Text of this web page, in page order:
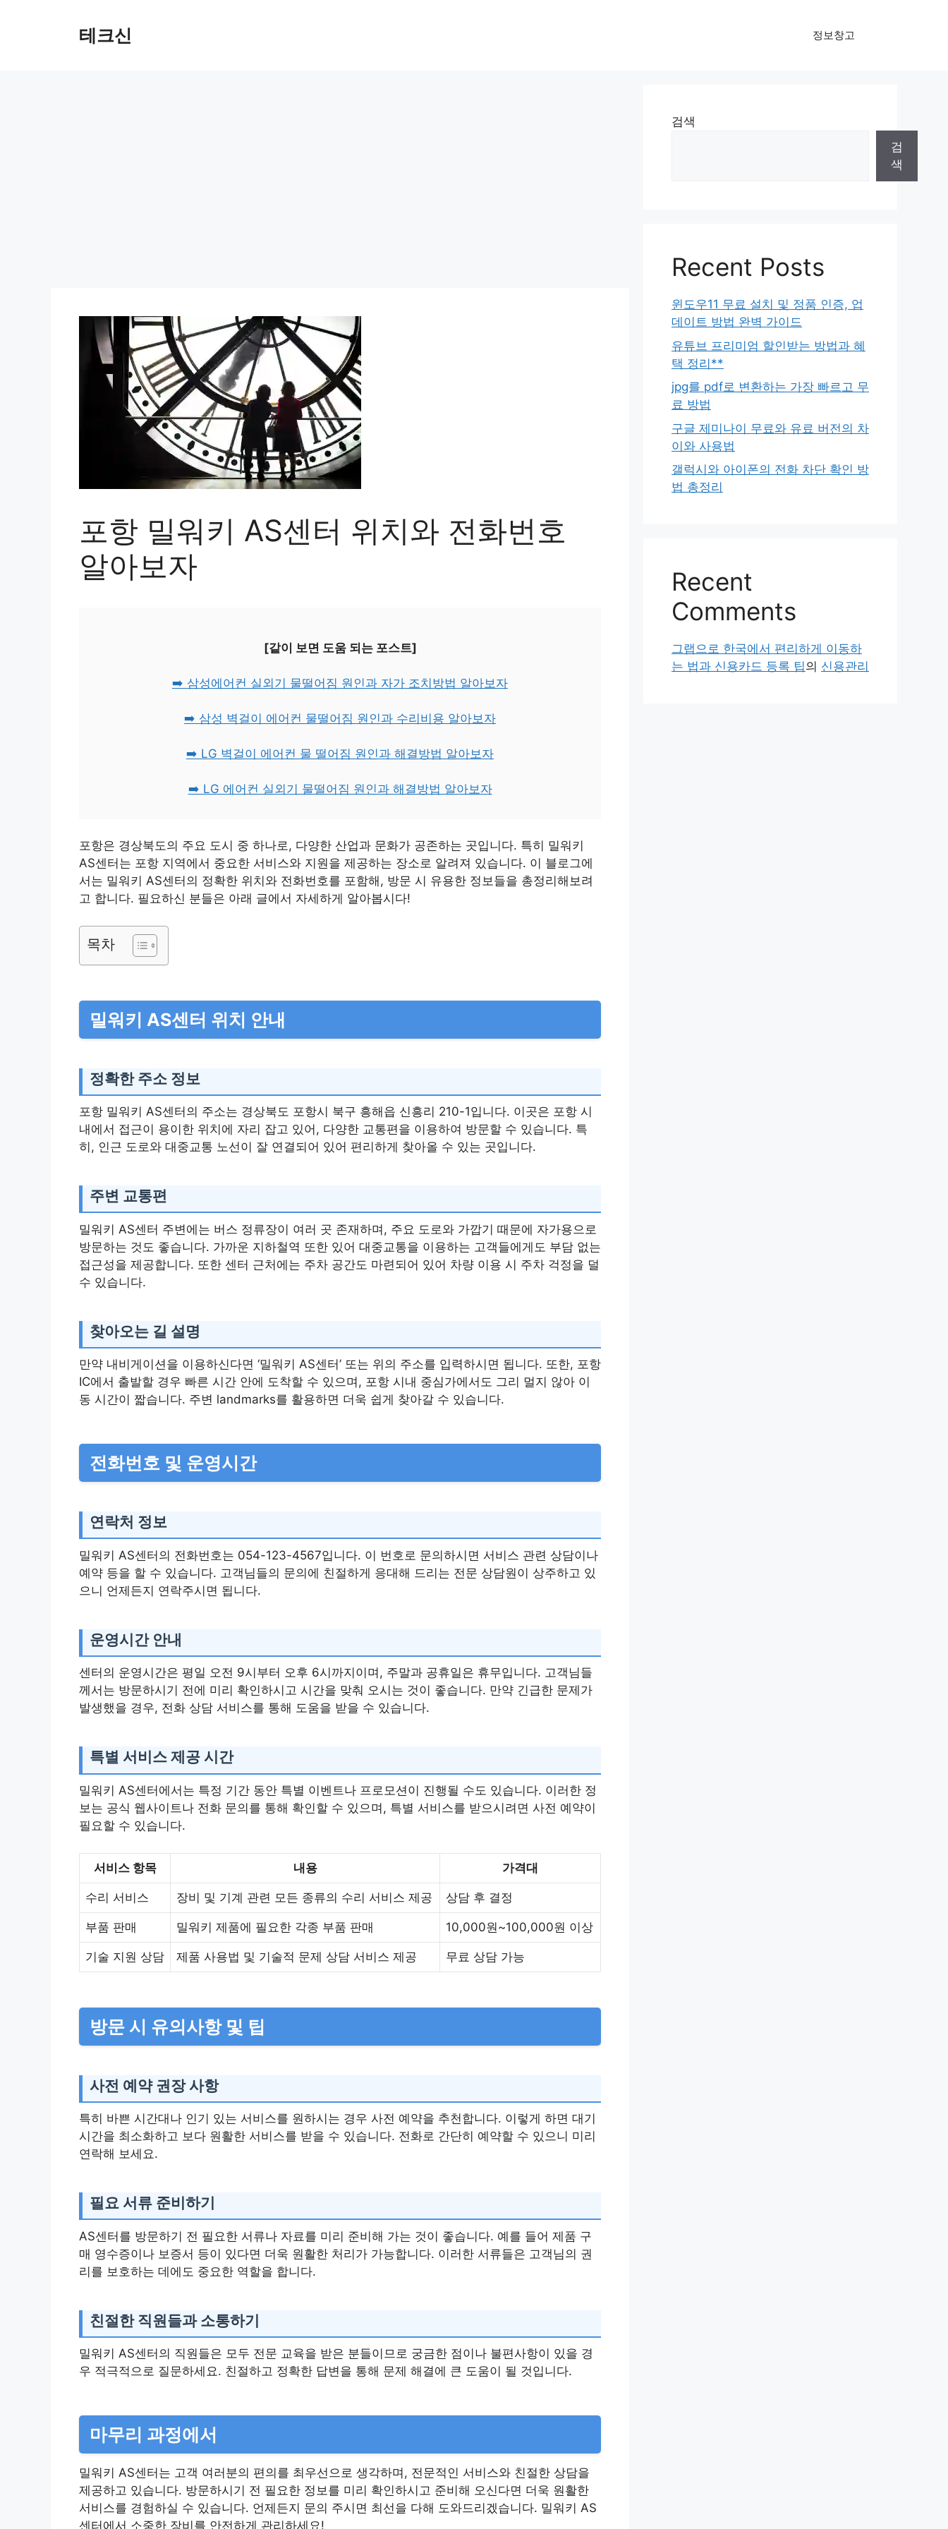
테크신 정보창고
포항 밀워키 AS센터 위치와 전화번호
알아보자
[같이 보면 도움 되는 포스트]
➡️ 삼성에어컨 실외기 물떨어짐 원인과 자가 조치방법 알아보자
➡️ 삼성 벽걸이 에어컨 물떨어짐 원인과 수리비용 알아보자
➡️ LG 벽걸이 에어컨 물 떨어짐 원인과 해결방법 알아보자
➡️ LG 에어컨 실외기 물떨어짐 원인과 해결방법 알아보자
포항은 경상북도의 주요 도시 중 하나로, 다양한 산업과 문화가 공존하는 곳입니다. 특히 밀워키
AS센터는 포항 지역에서 중요한 서비스와 지원을 제공하는 장소로 알려져 있습니다. 이 블로그에
서는 밀워키 AS센터의 정확한 위치와 전화번호를 포함해, 방문 시 유용한 정보들을 총정리해보려
고 합니다. 필요하신 분들은 아래 글에서 자세하게 알아봅시다!
목차
밀워키 AS센터 위치 안내
정확한 주소 정보
포항 밀워키 AS센터의 주소는 경상북도 포항시 북구 흥해읍 신흥리 210-1입니다. 이곳은 포항 시
내에서 접근이 용이한 위치에 자리 잡고 있어, 다양한 교통편을 이용하여 방문할 수 있습니다. 특
히, 인근 도로와 대중교통 노선이 잘 연결되어 있어 편리하게 찾아올 수 있는 곳입니다.
주변 교통편
밀워키 AS센터 주변에는 버스 정류장이 여러 곳 존재하며, 주요 도로와 가깝기 때문에 자가용으로
방문하는 것도 좋습니다. 가까운 지하철역 또한 있어 대중교통을 이용하는 고객들에게도 부담 없는
접근성을 제공합니다. 또한 센터 근처에는 주차 공간도 마련되어 있어 차량 이용 시 주차 걱정을 덜
수 있습니다.
찾아오는 길 설명
만약 내비게이션을 이용하신다면 ‘밀워키 AS센터’ 또는 위의 주소를 입력하시면 됩니다. 또한, 포항
IC에서 출발할 경우 빠른 시간 안에 도착할 수 있으며, 포항 시내 중심가에서도 그리 멀지 않아 이
동 시간이 짧습니다. 주변 landmarks를 활용하면 더욱 쉽게 찾아갈 수 있습니다.
전화번호 및 운영시간
연락처 정보
밀워키 AS센터의 전화번호는 054-123-4567입니다. 이 번호로 문의하시면 서비스 관련 상담이나
예약 등을 할 수 있습니다. 고객님들의 문의에 친절하게 응대해 드리는 전문 상담원이 상주하고 있
으니 언제든지 연락주시면 됩니다.
운영시간 안내
센터의 운영시간은 평일 오전 9시부터 오후 6시까지이며, 주말과 공휴일은 휴무입니다. 고객님들
께서는 방문하시기 전에 미리 확인하시고 시간을 맞춰 오시는 것이 좋습니다. 만약 긴급한 문제가
발생했을 경우, 전화 상담 서비스를 통해 도움을 받을 수 있습니다.
특별 서비스 제공 시간
밀워키 AS센터에서는 특정 기간 동안 특별 이벤트나 프로모션이 진행될 수도 있습니다. 이러한 정
보는 공식 웹사이트나 전화 문의를 통해 확인할 수 있으며, 특별 서비스를 받으시려면 사전 예약이
필요할 수 있습니다.
서비스 항목 내용 가격대
수리 서비스 장비 및 기계 관련 모든 종류의 수리 서비스 제공 상담 후 결정
부품 판매 밀워키 제품에 필요한 각종 부품 판매 10,000원~100,000원 이상
기술 지원 상담 제품 사용법 및 기술적 문제 상담 서비스 제공 무료 상담 가능
방문 시 유의사항 및 팁
사전 예약 권장 사항
특히 바쁜 시간대나 인기 있는 서비스를 원하시는 경우 사전 예약을 추천합니다. 이렇게 하면 대기
시간을 최소화하고 보다 원활한 서비스를 받을 수 있습니다. 전화로 간단히 예약할 수 있으니 미리
연락해 보세요.
필요 서류 준비하기
AS센터를 방문하기 전 필요한 서류나 자료를 미리 준비해 가는 것이 좋습니다. 예를 들어 제품 구
매 영수증이나 보증서 등이 있다면 더욱 원활한 처리가 가능합니다. 이러한 서류들은 고객님의 권
리를 보호하는 데에도 중요한 역할을 합니다.
친절한 직원들과 소통하기
밀워키 AS센터의 직원들은 모두 전문 교육을 받은 분들이므로 궁금한 점이나 불편사항이 있을 경
우 적극적으로 질문하세요. 친절하고 정확한 답변을 통해 문제 해결에 큰 도움이 될 것입니다.
마무리 과정에서
밀워키 AS센터는 고객 여러분의 편의를 최우선으로 생각하며, 전문적인 서비스와 친절한 상담을
제공하고 있습니다. 방문하시기 전 필요한 정보를 미리 확인하시고 준비해 오신다면 더욱 원활한
서비스를 경험하실 수 있습니다. 언제든지 문의 주시면 최선을 다해 도와드리겠습니다. 밀워키 AS
센터에서 소중한 장비를 안전하게 관리하세요!
검색
검
색
Recent Posts
윈도우11 무료 설치 및 정품 인증, 업
데이트 방법 완벽 가이드
유튜브 프리미엄 할인받는 방법과 혜
택 정리**
jpg를 pdf로 변환하는 가장 빠르고 무
료 방법
구글 제미나이 무료와 유료 버전의 차
이와 사용법
갤럭시와 아이폰의 전화 차단 확인 방
법 총정리
Recent
Comments
그랩으로 한국에서 편리하게 이동하
는 법과 신용카드 등록 팁의 신용관리